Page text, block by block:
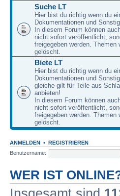
Suche LT
Hier bist du richtig wenn du
Dokumentationen und
In diesem Forum können
nicht sofort veröffentlicht,
freigegeben werden.
gelöscht.
Biete LT
Hier bist du richtig wenn du
Dokumentationen und
gleiche gilt für Teile aus
anbieten!
In diesem Forum können
nicht sofort veröffentlicht,
freigegeben werden.
gelöscht.
ANMELDEN • REGISTRIEREN
Benutzername:
WER IST